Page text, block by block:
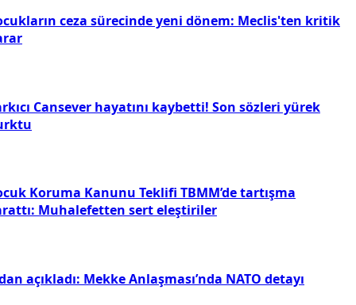
ceza sürecinde yeni dönem: Meclis'ten kritik
Cansever hayatını kaybetti! Son sözleri yürek
Koruma Kanunu Teklifi TBMM’de tartışma
Muhalefetten sert eleştiriler
açıkladı: Mekke Anlaşması’nda NATO detayı